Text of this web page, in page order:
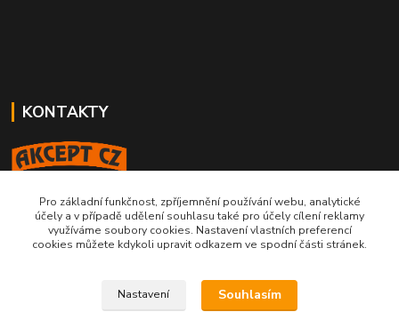
KONTAKTY
724 199 305
pondělí - pátek (8:00 - 16:00)
Pro základní funkčnost, zpříjemnění používání webu, analytické
účely a v případě udělení souhlasu také pro účely cílení reklamy
využíváme soubory cookies. Nastavení vlastních preferencí
cookies můžete kdykoli upravit odkazem ve spodní části stránek.
Nastavení Souhlasím